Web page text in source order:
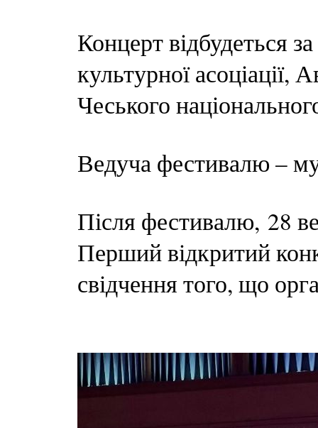
Концерт відбудеться
культурної асоціації,
Чеського
Ведуча фестивалю –
Після фестивалю, 28
Перший відкритий
свідчення того, що